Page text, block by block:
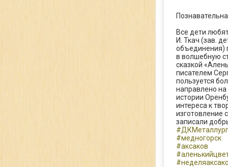
Все дети
И. Ткач (зав.
объединения)
в волшебную
сказкой
писателем
пользуется
направлено
истории
интереса к
изготовление
записали
#ДКМеталлург
#медногорск
#аксаков